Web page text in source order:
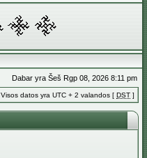
Dabar yra Šeš Rgp 08, 2026 8:11 pm
Visos datos yra UTC + 2 valandos [ DST ]